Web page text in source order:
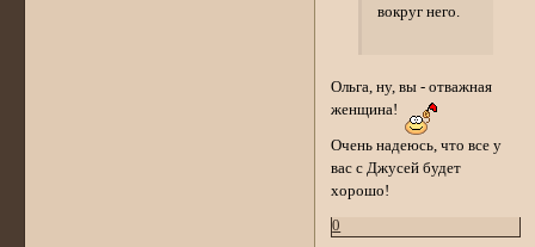
вокруг него.
Ольга, ну, вы - отважная
женщина!
Очень надеюсь, что все у
вас с Джусей будет
хорошо!
0